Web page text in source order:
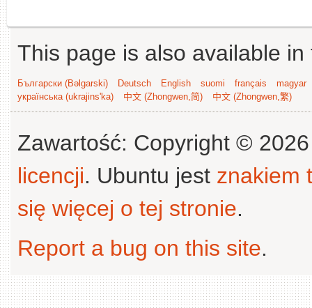
This page is also available
Български (Bəlgarski) Deutsch English suomi français
magyar
українська (ukrajins'ka)
中文 (Zhongwen,简) 中文 (Zhongwen,繁)
Zawartość: Copyright ©
licencji. Ubuntu jest znakiem
się więcej o tej stronie.
Report a bug on this site.